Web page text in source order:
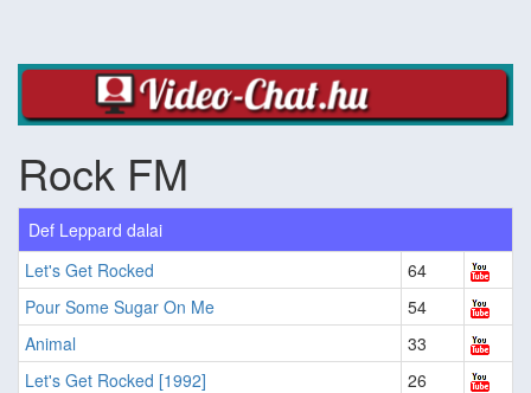
Rock FM
Def Leppard dalai
Let's Get Rocked
64
Pour Some Sugar On Me
54
Animal
33
Let's Get Rocked [1992]
26